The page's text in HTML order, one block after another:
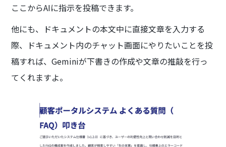
ここからAIに指示を投稿できます。
他にも、ドキュメントの本文中に直接文章を入力する
際、ドキュメント内のチャット画面にやりたいことを投
稿すれば、Geminiが下書きの作成や文章の推敲を行っ
てくれますよ。